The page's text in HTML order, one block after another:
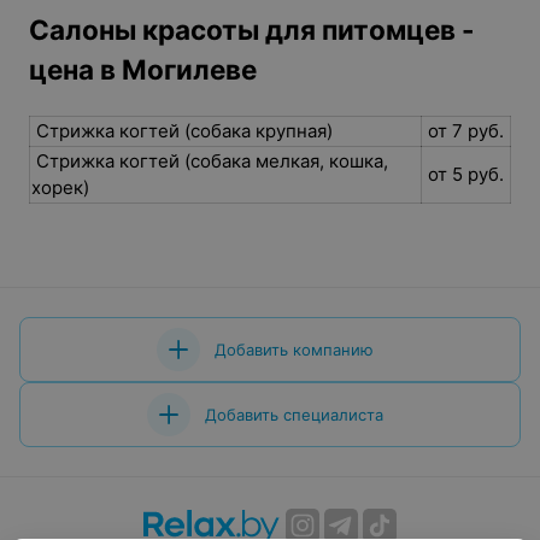
Салоны красоты для питомцев -
цена в Могилеве
Стрижка когтей (собака крупная)
от 7 руб.
Стрижка когтей (собака мелкая, кошка,
хорек)
от 5 руб.
Добавить компанию
Добавить специалиста